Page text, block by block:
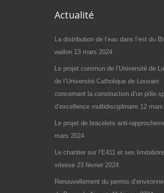
Actualité
La distribution de l’eau dans l’est du
wallon 13 mars 2024
Le projet commun de l’Université de
de l’Université Catholique de Louvain
concernant la construction d’un pôle
d’excellence multidisciplinaire 12
Le projet de bracelets anti-
mars 2024
Le chantier sur l’E411 et ses
vitesse 23 février 2024
Renouvellement du permis